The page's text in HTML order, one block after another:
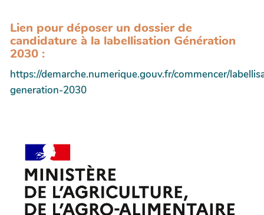
Lien pour déposer un dossier de
candidature à la labellisation Génération
2030 :
https://demarche.numerique.gouv.fr/commencer/
generation-2030